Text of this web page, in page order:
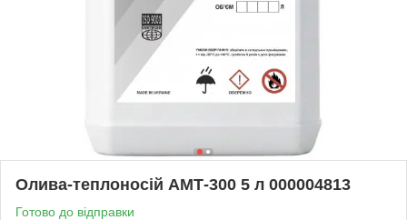
Олива-теплоносій АМТ-300 5 л 000004813
Готово до відправки